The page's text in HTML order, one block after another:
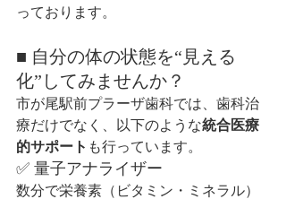
っております。
■ 自分の体の状態を“見える
化”してみませんか？
市が尾駅前プラーザ歯科では、歯科治
療だけでなく、以下のような統合医療
的サポート も行っています。
✅ 量子アナライザー
数分で栄養素（ビタミン・ミネラル）